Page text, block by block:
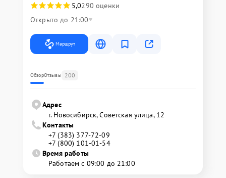
5,0290 оценки
Открыто до 21:00
Маршрут
ОбзорОтзывы 200
Адрес
г. Новосибирск, Советская улица, 12
Контакты
+7 (383) 377-72-09
+7 (800) 101-01-54
Время работы
Работаем с 09:00 до 21:00